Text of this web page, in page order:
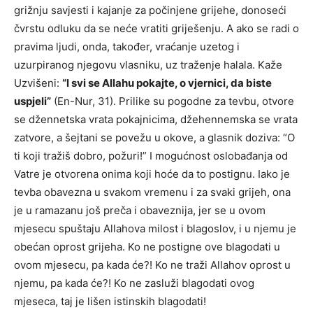
grižnju savjesti i kajanje za počinjene grijehe, donoseći
čvrstu odluku da se neće vratiti griješenju. A ako se radi o
pravima ljudi, onda, također, vraćanje uzetog i
uzurpiranog njegovu vlasniku, uz traženje halala. Kaže
Uzvišeni: “l svi se Allahu pokajte, o vjernici, da biste
uspjeli” (En-Nur, 31). Prilike su pogodne za tevbu, otvore
se džennetska vrata pokajnicima, džehennemska se vrata
zatvore, a šejtani se povežu u okove, a glasnik doziva: “O
ti koji tražiš dobro, požuri!” I mogućnost oslobađanja od
Vatre je otvorena onima koji hoće da to postignu. Iako je
tevba obavezna u svakom vremenu i za svaki grijeh, ona
je u ramazanu još preča i obaveznija, jer se u ovom
mjesecu spuštaju Allahova milost i blagoslov, i u njemu je
obećan oprost grijeha. Ko ne postigne ove blagodati u
ovom mjesecu, pa kada će?! Ko ne traži Allahov oprost u
njemu, pa kada će?! Ko ne zasluži blagodati ovog
mjeseca, taj je lišen istinskih blagodati!